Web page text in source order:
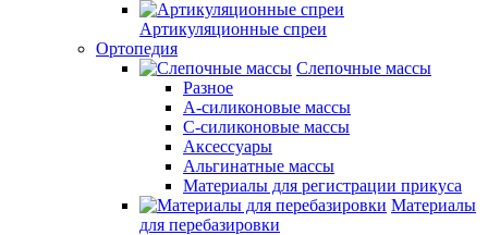
Артикуляционные спреи
Ортопедия
Слепочные массы
Разное
А-силиконовые массы
С-силиконовые массы
Аксессуары
Альгинатные массы
Материалы для регистрации прикуса
Материалы
для перебазировки